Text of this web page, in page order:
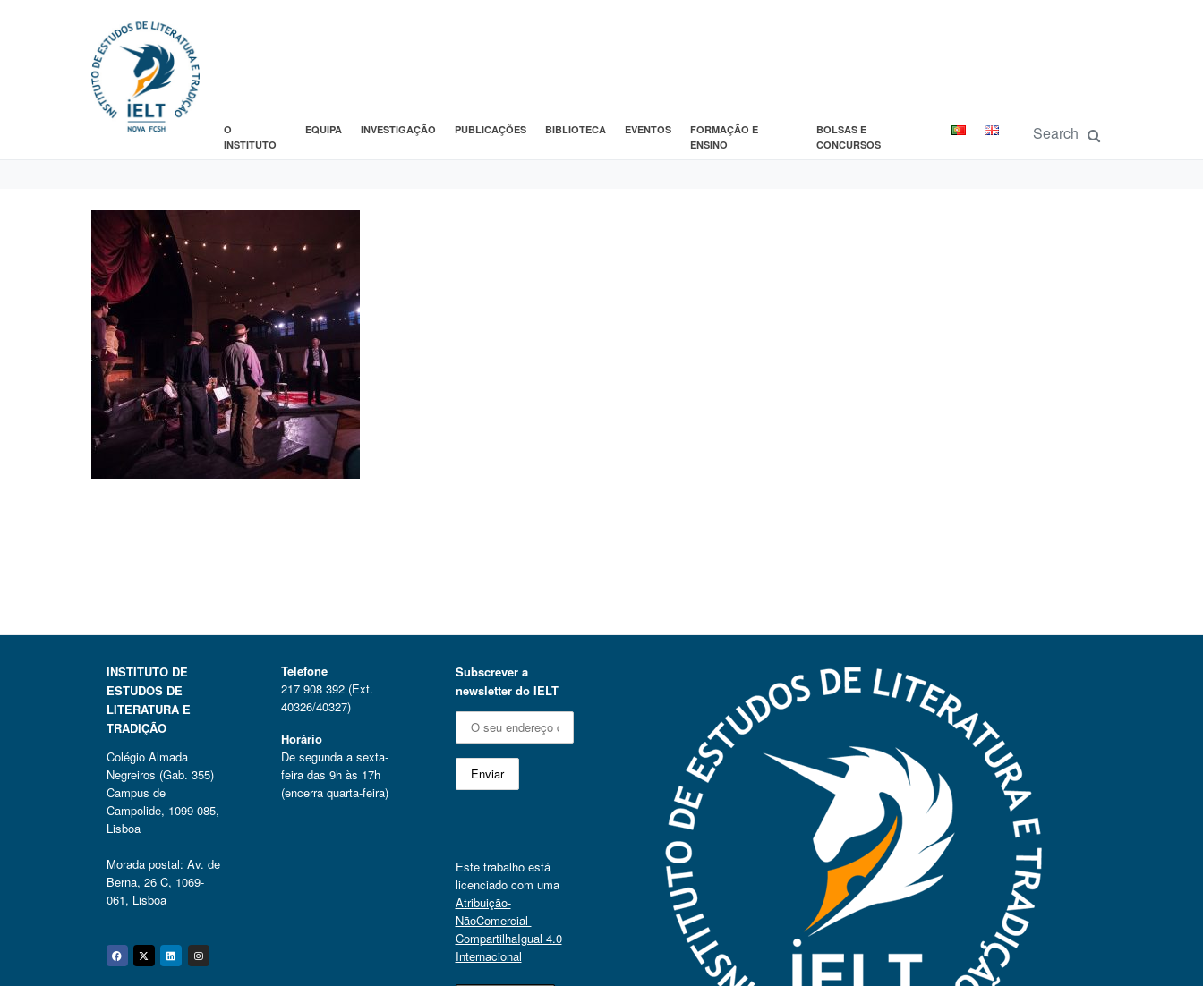
O
INSTITUTO
EQUIPA INVESTIGAÇÃO PUBLICAÇÕES BIBLIOTECA EVENTOS
FORMAÇÃO E
ENSINO
BOLSAS E
CONCURSOS
INSTITUTO DE
ESTUDOS DE
LITERATURA E
TRADIÇÃO
Colégio Almada
Negreiros (Gab. 355)
Campus de
Campolide, 1099-085,
Lisboa
Morada postal: Av. de
Berna, 26 C, 1069-
061, Lisboa
Facebook
Twitter
Linkedin
Instagram
Telefone
217 908 392 (Ext.
40326/40327)
Horário
De segunda a sexta-
feira das 9h às 17h
(encerra quarta-feira)
Subscrever a
newsletter do IELT
Este trabalho está
licenciado com uma
Atribuição-
NãoComercial-
CompartilhaIgual 4.0
Internacional